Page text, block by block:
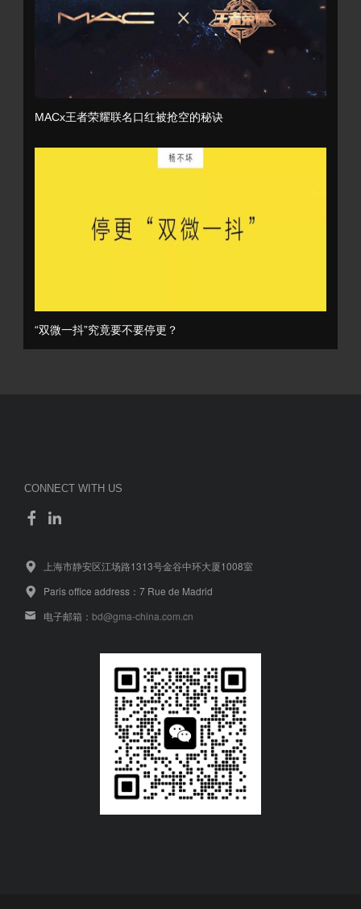
MACx王者荣耀联名口红被抢空的秘诀
“双微一抖”究竟要不要停更？
CONNECT WITH US
上海市静安区江场路1313号金谷中环大厦1008室
Paris office address：7 Rue de Madrid
电子邮箱： bd@gma-china.com.cn